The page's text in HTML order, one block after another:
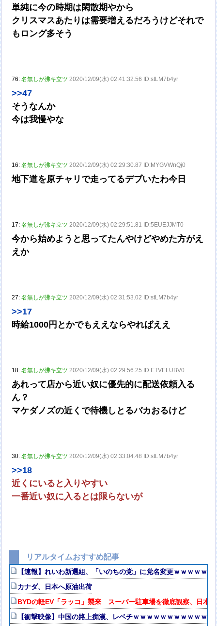
単純に今の時期は閑散期やから
クリスマスあたりは需要増えるだろうけどそれで
もロング多そう
76:名無しが沸キ立ツ 2020/12/09(水) 02:41:32.56 ID:stLM7b4yr
>>47
そうなんか
今は我慢やな
16:名無しが沸キ立ツ 2020/12/09(水) 02:29:30.87 ID:MYGVWnQj0
地下道を原チャリで走ってるデブいたわ今日
17:名無しが沸キ立ツ 2020/12/09(水) 02:29:51.81 ID:5EUEJJMT0
今から始めようと思ってたんやけどやめた方がえ
えか
27:名無しが沸キ立ツ 2020/12/09(水) 02:31:53.02 ID:stLM7b4yr
>>17
時給1000円とかでもええならやればええ
18:名無しが沸キ立ツ 2020/12/09(水) 02:29:56.25 ID:ETVELUBV0
あれって店から近い奴に優先的に配送依頼入る
ん？
マケダノズの近くで待機しとるバカおるけど
30:名無しが沸キ立ツ 2020/12/09(水) 02:33:04.48 ID:stLM7b4yr
>>18
近くにいると入りやすい
一番近い奴に入るとは限らないが
リアルタイムおすすめ記事
【速報】れいわ新選組、「いのちの党」に党名変更ｗｗｗｗｗｗ
カナダ、日本へ原油出荷
BYDの軽EV「ラッコ」襲来 スーパー駐車場を徹底観察、日本
【衝撃映像】中国の路上痴漢、レベチｗｗｗｗｗｗｗｗｗｗｗ